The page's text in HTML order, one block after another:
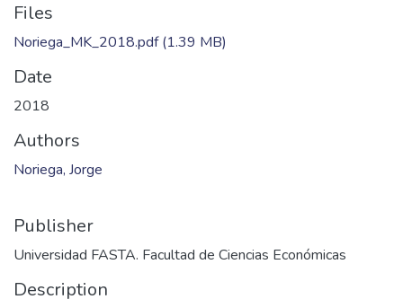
Files
Noriega_MK_2018.pdf(1.39 MB)
Date
2018
Authors
Noriega, Jorge
Publisher
Universidad FASTA. Facultad de Ciencias Económicas
Description